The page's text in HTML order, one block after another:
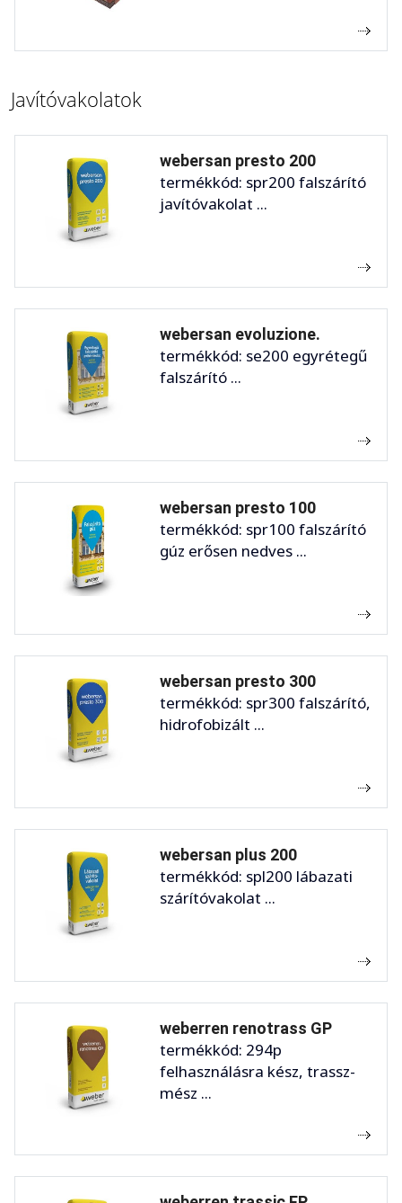
Javítóvakolatok
webersan presto 200
termékkód: spr200 falszárító
javítóvakolat ...
webersan evoluzione.
termékkód: se200 egyrétegű
falszárító ...
webersan presto 100
termékkód: spr100 falszárító
gúz erősen nedves ...
webersan presto 300
termékkód: spr300 falszárító,
hidrofobizált ...
webersan plus 200
termékkód: spl200 lábazati
szárítóvakolat ...
weberren renotrass GP
termékkód: 294p
felhasználásra kész, trassz-
mész ...